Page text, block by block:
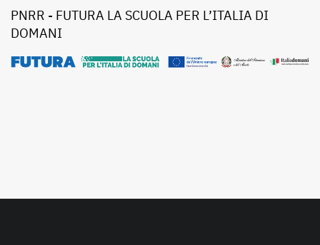
PNRR - FUTURA LA SCUOLA PER L’ITALIA DI
DOMANI